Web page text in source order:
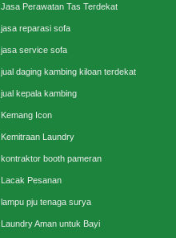
Jasa Perawatan Tas Terdekat
jasa reparasi sofa
jasa service sofa
jual daging kambing kiloan terdekat
jual kepala kambing
Kemang Icon
Kemitraan Laundry
kontraktor booth pameran
Lacak Pesanan
lampu pju tenaga surya
Laundry Aman untuk Bayi